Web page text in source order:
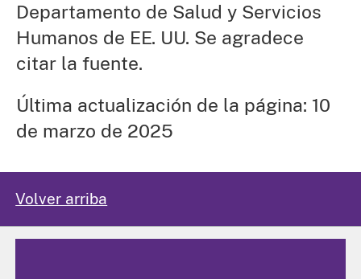
Departamento de Salud y Servicios
Humanos de EE. UU. Se agradece
citar la fuente.
Última actualización de la página: 10
de marzo de 2025
Volver arriba